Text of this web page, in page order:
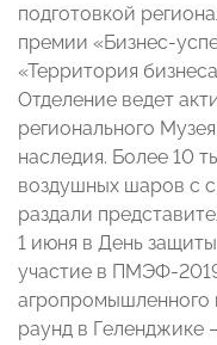
подготовкой
премии «Бизнес-
«Территория
Отделение ведет
регионального
наследия. Более 10
воздушных шаров с
раздали
1 июня в День
участие в ПМЭФ-
агропромышленного
раунд в Геленджике